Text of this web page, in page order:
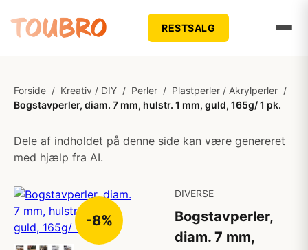
RESTSALG
Forside / Kreativ / DIY / Perler / Plastperler / Akrylperler /
Bogstavperler, diam. 7 mm, hulstr. 1 mm, guld, 165g/ 1 pk.
Dele af indholdet på denne side kan være genereret
med hjælp fra AI.
-8%
DIVERSE
Bogstavperler,
diam. 7 mm,